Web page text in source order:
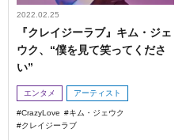
2022.02.25
『クレイジーラブ』キム・ジェ
ウク、“僕を見て笑ってくださ
い”
エンタメ アーティスト
CrazyLove
キム・ジェウク
クレイジーラブ